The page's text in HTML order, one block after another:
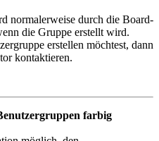
normalerweise durch die Board-
die Gruppe erstellt wird.
erstellen möchtest, dann
kontaktieren.
farbig